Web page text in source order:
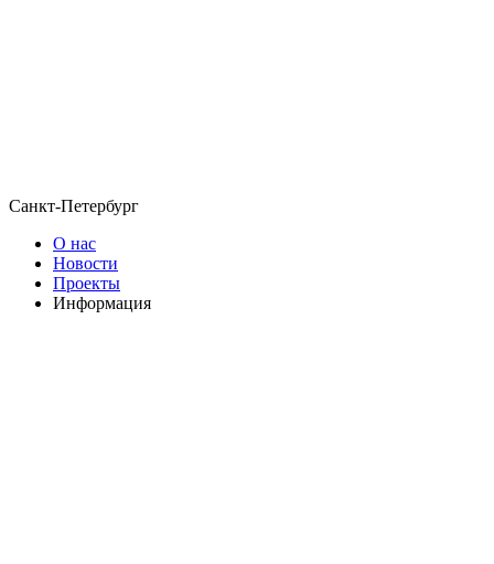
Санкт-Петербург
О нас
Новости
Проекты
Информация